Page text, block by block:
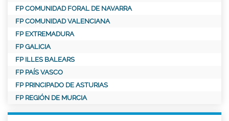
FP COMUNIDAD FORAL DE NAVARRA
FP COMUNIDAD VALENCIANA
FP EXTREMADURA
FP GALICIA
FP ILLES BALEARS
FP PAÍS VASCO
FP PRINCIPADO DE ASTURIAS
FP REGIÓN DE MURCIA